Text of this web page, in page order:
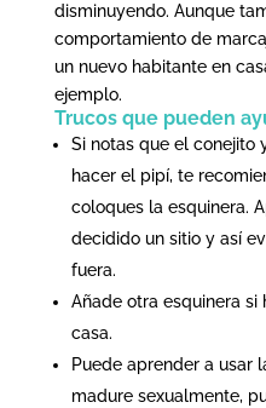
disminuyendo. Aunque
comportamiento de
un nuevo habitante en
ejemplo.
Trucos que pueden
Si notas que el conejito
hacer el pipí, te
coloques la esquinera.
decidido un sitio y así
fuera.
Añade otra esquinera
casa.
Puede aprender a usar
madure sexualmente,